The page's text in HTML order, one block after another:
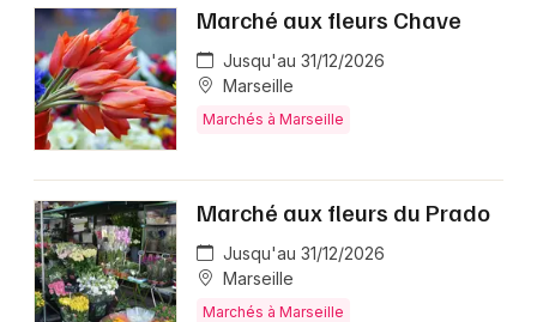
Marché aux fleurs Chave
Jusqu'au 31/12/2026
Marseille
Marchés à Marseille
Marché aux fleurs du Prado
Jusqu'au 31/12/2026
Marseille
Marchés à Marseille